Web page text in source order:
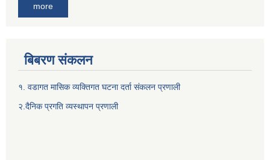
more
बिबरण संकलन
१. वडागत मासिक व्यक्तिगत घटना दर्ता संकलन प्रणाली
२.दैनिक प्रगति व्यस्थापन प्रणाली